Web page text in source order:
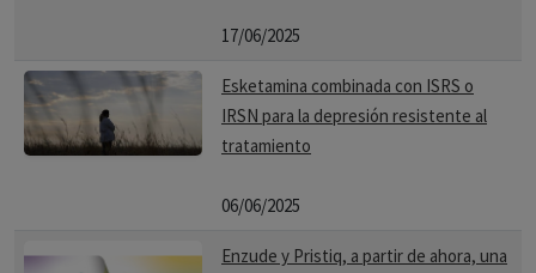
17/06/2025
Esketamina combinada con ISRS o
IRSN para la depresión resistente al
tratamiento
06/06/2025
Enzude y Pristiq, a partir de ahora, una